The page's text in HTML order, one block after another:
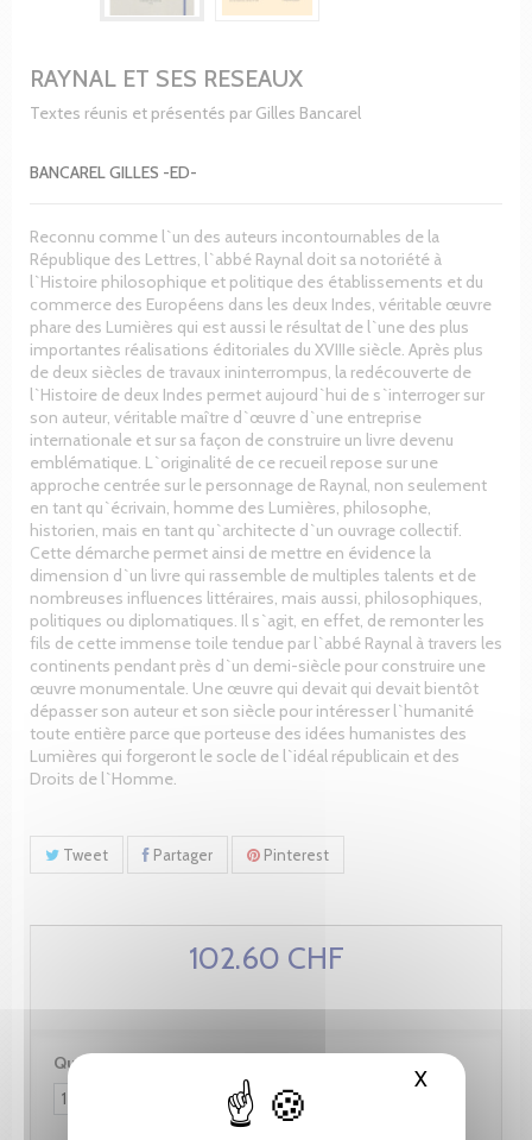
XMasquer
RAYNAL ET SES RESEAUX
Textes réunis et présentés par Gilles Bancarel
BANCAREL GILLES -ED-
Reconnu comme l`un des auteurs incontournables de la
République des Lettres, l`abbé Raynal doit sa notoriété à
l`Histoire philosophique et politique des établissements et du
commerce des Européens dans les deux Indes, véritable œuvre
phare des Lumières qui est aussi le résultat de l`une des plus
importantes réalisations éditoriales du XVIIIe siècle. Après plus
de deux siècles de travaux ininterrompus, la redécouverte de
l`Histoire de deux Indes permet aujourd`hui de s`interroger sur
son auteur, véritable maître d`œuvre d`une entreprise
internationale et sur sa façon de construire un livre devenu
emblématique. L`originalité de ce recueil repose sur une
approche centrée sur le personnage de Raynal, non seulement
en tant qu`écrivain, homme des Lumières, philosophe,
historien, mais en tant qu`architecte d`un ouvrage collectif.
Cette démarche permet ainsi de mettre en évidence la
dimension d`un livre qui rassemble de multiples talents et de
nombreuses influences littéraires, mais aussi, philosophiques,
politiques ou diplomatiques. Il s`agit, en effet, de remonter les
fils de cette immense toile tendue par l`abbé Raynal à travers les
continents pendant près d`un demi-siècle pour construire une
œuvre monumentale. Une œuvre qui devait qui devait bientôt
dépasser son auteur et son siècle pour intéresser l`humanité
toute entière parce que porteuse des idées humanistes des
Lumières qui forgeront le socle de l`idéal républicain et des
Droits de l`Homme.
Tweet Partager Pinterest
102.60 CHF
Quantité :